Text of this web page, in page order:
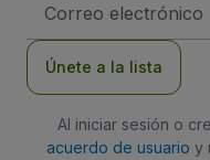
de
Únete a la lista
Al iniciar sesión o
acuerdo de usuario y